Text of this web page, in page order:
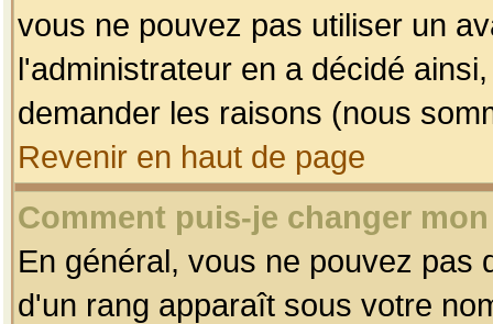
vous ne pouvez pas utiliser un
l'administrateur en a décidé
demander les raisons (nous
Revenir en haut de page
Comment puis-je changer
En général, vous ne pouvez pas
d'un rang apparaît sous votre